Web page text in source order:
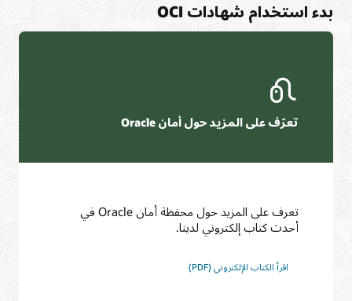
بدء استخدام شهادات OCI
تعرّف على المزيد حول أمان Oracle
تعرف على المزيد حول محفظة أمان Oracle في
أحدث كتاب إلكتروني لدينا.
اقرأ الكتاب الإلكتروني (PDF)